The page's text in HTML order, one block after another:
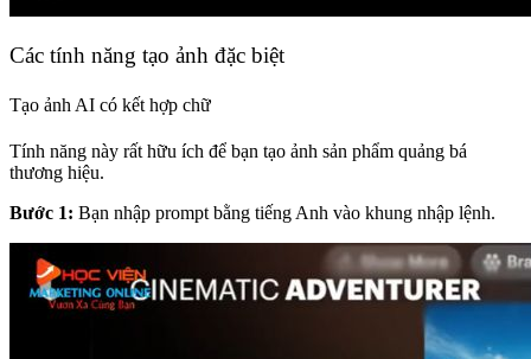
Các tính năng tạo ảnh đặc biệt
Tạo ảnh AI có kết hợp chữ
Tính năng này rất hữu ích để bạn tạo ảnh sản phẩm quảng bá
thương hiệu.
Bước 1: Bạn nhập prompt bằng tiếng Anh vào khung nhập lệnh.